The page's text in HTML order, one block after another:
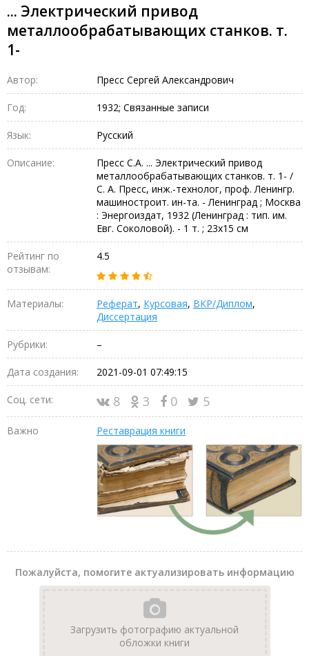
... Электрический привод
металлообрабатывающих станков. т.
1-
Автор: Пресс Сергей Александрович
Год: 1932; Связанные записи
Язык: Русский
Описание:
Пресс С.А. ... Электрический привод
металлообрабатывающих станков. т. 1- /
С. А. Пресс, инж.-технолог, проф. Ленингр.
машиностроит. ин-та. - Ленинград ; Москва
: Энергоиздат, 1932 (Ленинград : тип. им.
Евг. Соколовой). - 1 т. ; 23х15 см
Рейтинг по
отзывам:
4.5
Материалы: Реферат, Курсовая, ВКР/Диплом,
Диссертация
Рубрики: –
Дата создания: 2021-09-01 07:49:15
Соц. сети: 8 3 0 5
Важно Реставрация книги
Пожалуйста, помогите актуализировать информацию
Загрузить фотографию актуальной
обложки книги